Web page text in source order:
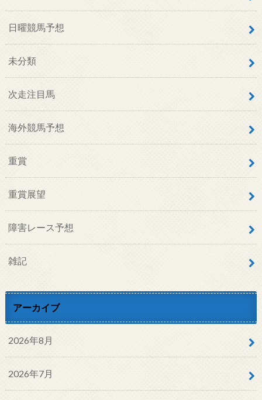
日曜競馬予想
未分類
次走注目馬
海外競馬予想
重賞
重賞展望
障害レース予想
雑記
アーカイブ
2026年8月
2026年7月